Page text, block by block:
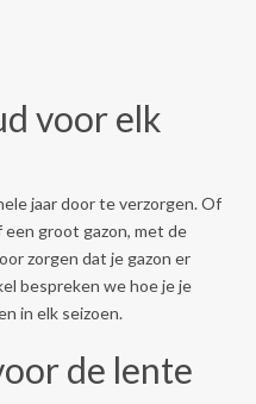
voor elk
jaar door te verzorgen. Of
groot gazon, met de
zorgen dat je gazon er
bespreken we hoe je je
in elk seizoen.
de lente